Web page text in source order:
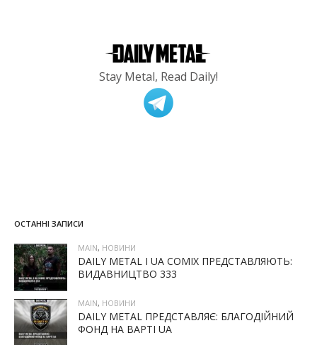
Stay Metal, Read Daily!
ОСТАННІ ЗАПИСИ
MAIN, НОВИНИ
DAILY METAL І UA COMIX ПРЕДСТАВЛЯЮТЬ:
ВИДАВНИЦТВО 333
MAIN, НОВИНИ
DAILY METAL ПРЕДСТАВЛЯЄ: БЛАГОДІЙНИЙ
ФОНД НА ВАРТІ UA